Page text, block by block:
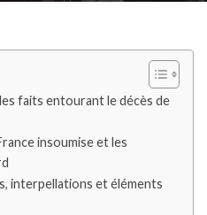
faits entourant le décès de
insoumise et les
interpellations et éléments